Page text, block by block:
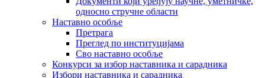
односно стручне области
Наставно особље
Претрага
Преглед по институцијама
Сво наставно особље
Конкурси за избор наставника и сарадника
Избори наставника и сарадника